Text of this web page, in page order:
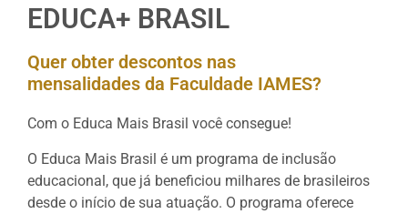
EDUCA+ BRASIL
Quer obter descontos nas
mensalidades da Faculdade IAMES?
Com o Educa Mais Brasil você consegue!
O Educa Mais Brasil é um programa de inclusão
educacional, que já beneficiou milhares de brasileiros
desde o início de sua atuação. O programa oferece